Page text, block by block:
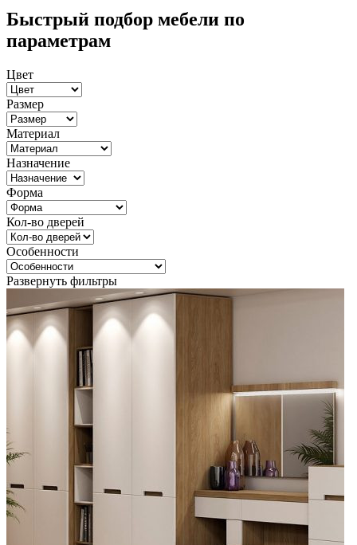
Быстрый подбор мебели по
параметрам
Цвет
Размер
Материал
Назначение
Форма
Кол-во дверей
Особенности
Развернуть фильтры